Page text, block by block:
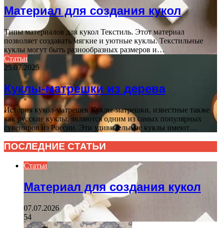
Материал для создания кукол
Типы материалов для кукол Текстиль. Этот материал
позволяет создавать мягкие и уютные куклы. Текстильные
куклы могут быть разнообразных размеров и…
Статьи
25.07.2025
Куклы-матрешки из дерева
История кукол-матрешек Куклы-матрешки, известные также
как русские куклы, являются одним из самых популярных
сувениров из России. Эти удивительные куклы имеют…
ПОСЛЕДНИЕ СТАТЬИ
Статьи
Материал для создания кукол
07.07.2026
54